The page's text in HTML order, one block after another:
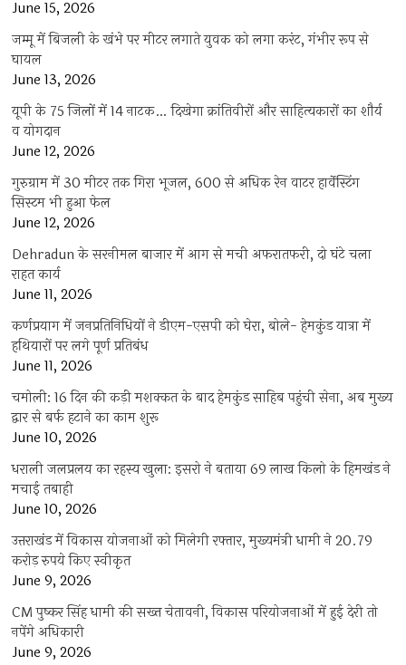
June 15, 2026
जम्मू में बिजली के खंभे पर मीटर लगाते युवक को लगा करंट, गंभीर रूप से
घायल
June 13, 2026
यूपी के 75 जिलों में 14 नाटक… दिखेगा क्रांतिवीरों और साहित्यकारों का शौर्य
व योगदान
June 12, 2026
गुरुग्राम में 30 मीटर तक गिरा भूजल, 600 से अधिक रेन वाटर हार्वेस्टिंग
सिस्टम भी हुआ फेल
June 12, 2026
Dehradun के सरनीमल बाजार में आग से मची अफरातफरी, दो घंटे चला
राहत कार्य
June 11, 2026
कर्णप्रयाग में जनप्रतिनिधियों ने डीएम-एसपी को घेरा, बोले- हेमकुंड यात्रा में
हथियारों पर लगे पूर्ण प्रतिबंध
June 11, 2026
चमोली: 16 दिन की कड़ी मशक्कत के बाद हेमकुंड साहिब पहुंची सेना, अब मुख्य
द्वार से बर्फ हटाने का काम शुरू
June 10, 2026
धराली जलप्रलय का रहस्य खुला: इसरो ने बताया 69 लाख किलो के हिमखंड ने
मचाई तबाही
June 10, 2026
उत्तराखंड में विकास योजनाओं को मिलेगी रफ्तार, मुख्यमंत्री धामी ने 20.79
करोड़ रुपये किए स्वीकृत
June 9, 2026
CM पुष्कर सिंह धामी की सख्त चेतावनी, विकास परियोजनाओं में हुई देरी तो
नपेंगे अधिकारी
June 9, 2026